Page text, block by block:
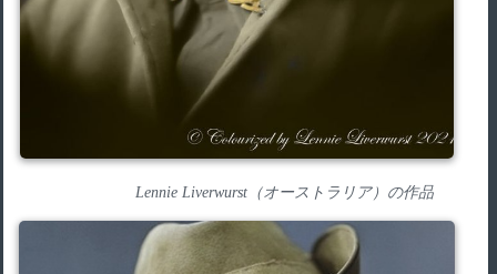
Lennie Liverwurst（オーストラリア）の作品